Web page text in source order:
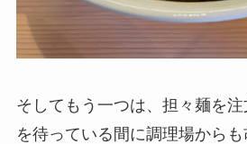
そしてもう一つは、担々麺を
を待っている間に調理場から